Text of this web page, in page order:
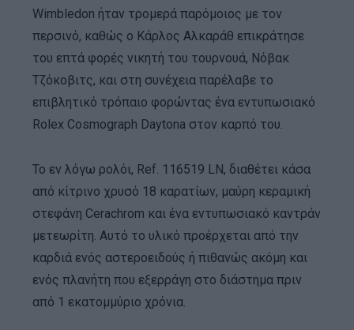
Wimbledon ήταν τρομερά παρόμοιος με τον
περσινό, καθώς ο Κάρλος Αλκαράθ επικράτησε
του επτά φορές νικητή του τουρνουά, Νόβακ
Τζόκοβιτς, και στη συνέχεια παρέλαβε το
επιβλητικό τρόπαιο φορώντας ένα εντυπωσιακό
Rolex Cosmograph Daytona στον καρπό του.
Το εν λόγω ρολόι, Ref. 116519 LN, διαθέτει κάσα
από κίτρινο χρυσό 18 καρατίων, μαύρη κεραμική
στεφάνη Cerachrom και ένα εντυπωσιακό καντράν
μετεωρίτη. Αυτό το υλικό προέρχεται από την
καρδιά ενός αστεροειδούς ή πιθανώς ακόμη και
ενός πλανήτη που εξερράγη στο διάστημα πριν
από 1 εκατομμύριο χρόνια.